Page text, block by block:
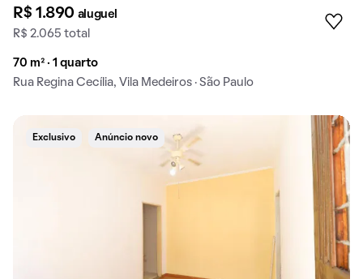
R$ 1.890 aluguel
R$ 2.065 total
70 m² · 1 quarto
Rua Regina Cecília, Vila Medeiros · São Paulo
Exclusivo Anúncio novo